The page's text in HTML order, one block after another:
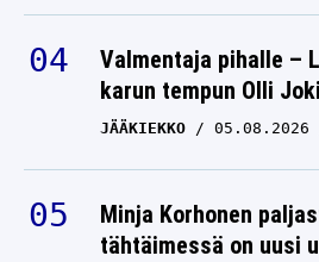
Valmentaja pihalle –
karun tempun Olli
JÄÄKIEKKO 05.08.2026
Minja Korhonen
tähtäimessä on uusi